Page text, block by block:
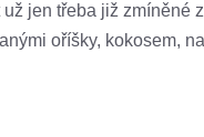
jen třeba již zmíněné
oříšky, kokosem,